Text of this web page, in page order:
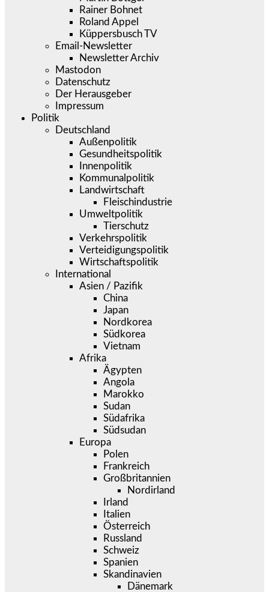
Rainer Bohnet
Roland Appel
Küppersbusch TV
Email-Newsletter
Newsletter Archiv
Mastodon
Datenschutz
Der Herausgeber
Impressum
Politik
Deutschland
Außenpolitik
Gesundheitspolitik
Innenpolitik
Kommunalpolitik
Landwirtschaft
Fleischindustrie
Umweltpolitik
Tierschutz
Verkehrspolitik
Verteidigungspolitik
Wirtschaftspolitik
International
Asien / Pazifik
China
Japan
Nordkorea
Südkorea
Vietnam
Afrika
Ägypten
Angola
Marokko
Sudan
Südafrika
Südsudan
Europa
Polen
Frankreich
Großbritannien
Nordirland
Irland
Italien
Österreich
Russland
Schweiz
Spanien
Skandinavien
Dänemark